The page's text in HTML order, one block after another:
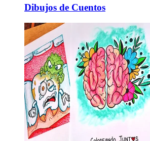
Dibujos de Cuentos